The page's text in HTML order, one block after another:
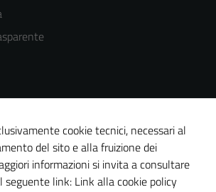
del sito
cookie tecnici, necessari al
del sito e alla fruizione dei
informazioni si invita a consultare
seguente link: Link alla cookie policy